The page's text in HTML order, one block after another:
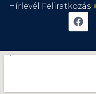
Hírlevél Feliratkozás